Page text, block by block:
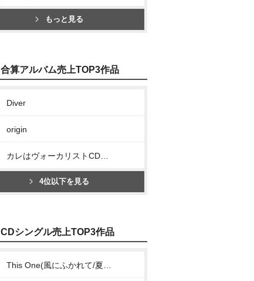
もっと見る
合算アルバム売上TOP3作品
Diver
origin
4位以下を見る
CDシングル売上TOP3作品